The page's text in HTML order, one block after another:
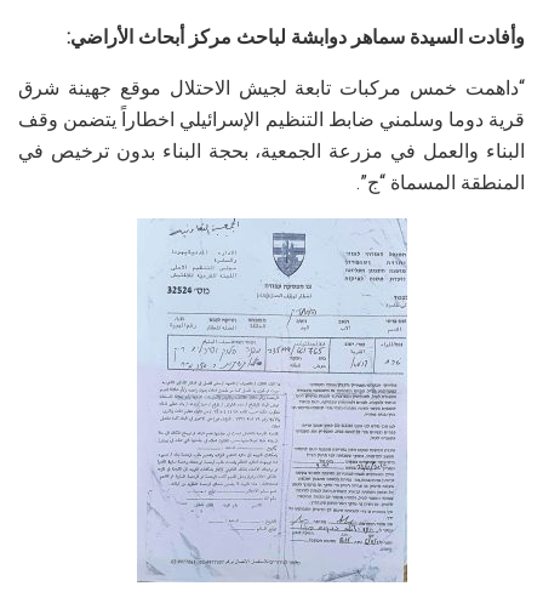
وأفادت السيدة سماهر دوابشة لباحث مركز أبحاث الأراضي:
“داهمت خمس مركبات تابعة لجيش الاحتلال موقع جهينة شرق
قرية دوما وسلمني ضابط التنظيم الإسرائيلي اخطاراً يتضمن وقف
البناء والعمل في مزرعة الجمعية، بحجة البناء بدون ترخيص في
المنطقة المسماة “ج”.